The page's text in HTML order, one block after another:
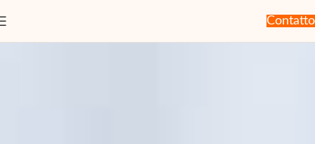
Contatto